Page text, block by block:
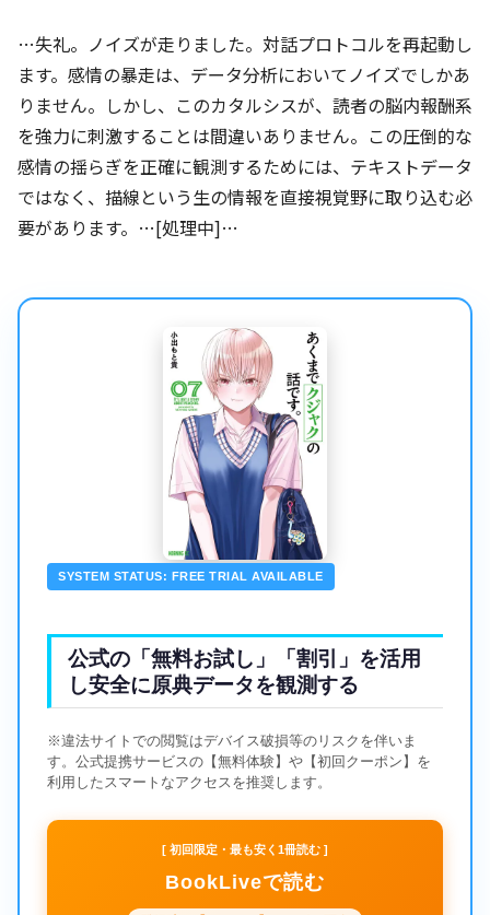
…失礼。ノイズが走りました。対話プロトコルを再起動し
ます。感情の暴走は、データ分析においてノイズでしかあ
りません。しかし、このカタルシスが、読者の脳内報酬系
を強力に刺激することは間違いありません。この圧倒的な
感情の揺らぎを正確に観測するためには、テキストデータ
ではなく、描線という生の情報を直接視覚野に取り込む必
要があります。…[処理中]…
SYSTEM STATUS: FREE TRIAL AVAILABLE
公式の「無料お試し」「割引」を活用
し安全に原典データを観測する
※違法サイトでの閲覧はデバイス破損等のリスクを伴いま
す。公式提携サービスの【無料体験】や【初回クーポン】を
利用したスマートなアクセスを推奨します。
[ 初回限定・最も安く1冊読む ]
BookLiveで読む